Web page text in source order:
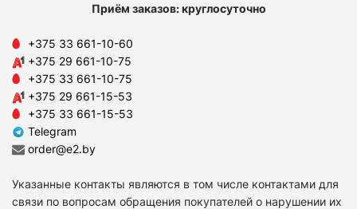
Приём заказов: круглосуточно
+375 33 661-10-60
+375 29 661-10-75
+375 33 661-10-75
+375 29 661-15-53
+375 33 661-15-53
Telegram
order@e2.by
Указанные контакты являются в том числе контактами для
связи по вопросам обращения покупателей о нарушении их